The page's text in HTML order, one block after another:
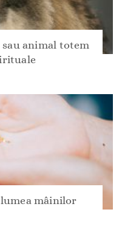
animal totem
mâinilor